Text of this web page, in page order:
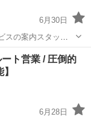
6月30日
スの案内スタッフ
が提案方法や契約ま
未経験
ト営業 / 圧倒的
6月28日